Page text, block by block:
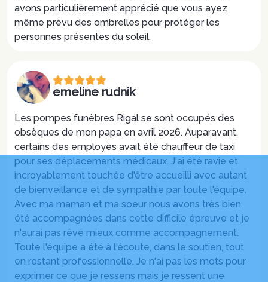
avons particulièrement apprécié que vous ayez
même prévu des ombrelles pour protéger les
personnes présentes du soleil.
emeline rudnik
Les pompes funèbres Rigal se sont occupés des
obsèques de mon papa en avril 2026. Auparavant,
certains des employés avait été chauffeur de taxi
pour ses déplacements médicaux. J'ai été ravie et
incroyablement touchée d'être accueilli avec autant
de bienveillance et de sympathie par toute l'équipe.
Avec ma maman et ma soeur nous avons très bien
été accompagnées dans cette difficile épreuve et je
n'aurai pas rêvé mieux comme accompagnement.
Toute l'équipe a été à l'écoute, dans le soutien, tout
en restant professionnelle. Je n'ai pas les mots pour
exprimer ce que je ressens mais je ressent une